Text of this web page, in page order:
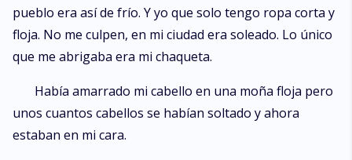
pueblo era así de frío. Y yo que solo tengo ropa corta y
floja. No me culpen, en mi ciudad era soleado. Lo único
que me abrigaba era mi chaqueta.
Había amarrado mi cabello en una moña floja pero
unos cuantos cabellos se habían soltado y ahora
estaban en mi cara.